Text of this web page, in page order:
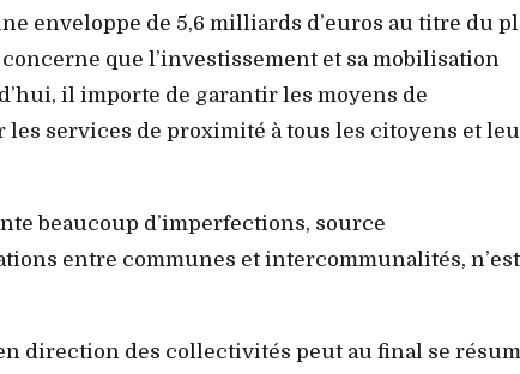
enveloppe de 5,6 milliards d’euros au titre du
que l’investissement et sa mobilisation
il importe de garantir les moyens de
services de proximité à tous les citoyens et
beaucoup d’imperfections, source
entre communes et intercommunalités, n’est
direction des collectivités peut au final se